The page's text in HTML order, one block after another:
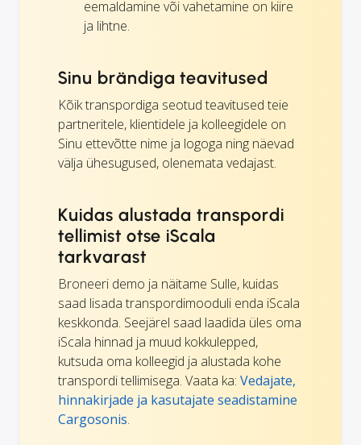
eemaldamine või vahetamine on kiire
ja lihtne.
Sinu brändiga teavitused
Kõik transpordiga seotud teavitused teie
partneritele, klientidele ja kolleegidele on
Sinu ettevõtte nime ja logoga ning näevad
välja ühesugused, olenemata vedajast.
Kuidas alustada transpordi
tellimist otse iScala
tarkvarast
Broneeri demo ja näitame Sulle, kuidas
saad lisada transpordimooduli enda iScala
keskkonda. Seejärel saad laadida üles oma
iScala hinnad ja muud kokkulepped,
kutsuda oma kolleegid ja alustada kohe
transpordi tellimisega. Vaata ka: Vedajate,
hinnakirjade ja kasutajate seadistamine
Cargosonis.